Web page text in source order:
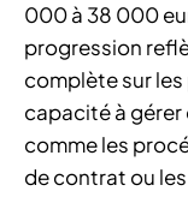
000 à 38 000
progression
complète sur
capacité à
comme les
de contrat ou